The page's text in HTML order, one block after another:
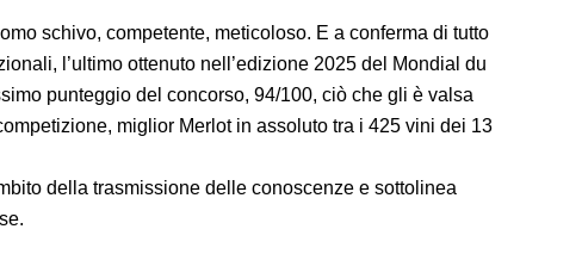
schivo, competente, meticoloso. E a conferma di tutto
l’ultimo ottenuto nell’edizione 2025 del Mondial du
punteggio del concorso, 94/100, ciò che gli è valsa
miglior Merlot in assoluto tra i 425 vini dei 13
della trasmissione delle conoscenze e sottolinea